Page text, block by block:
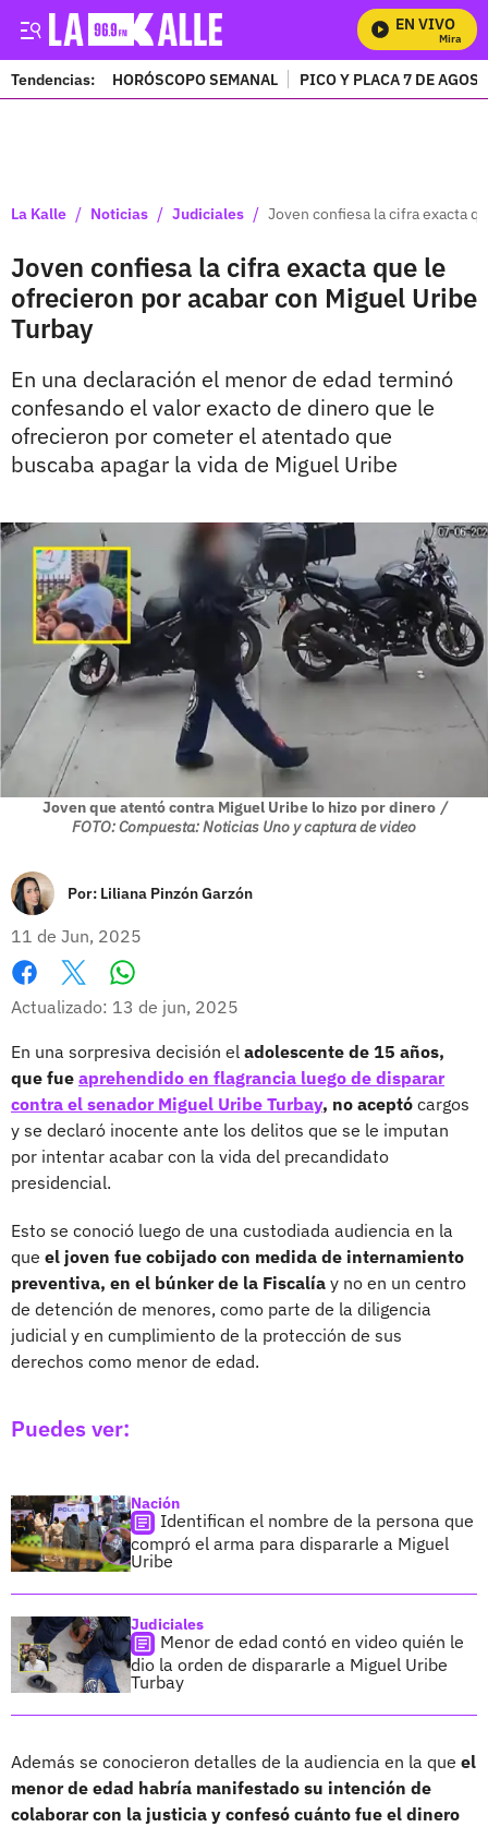
EN VIVO
Mira
Tendencias: HORÓSCOPO SEMANAL PICO Y PLACA 7 DE
La Kalle / Noticias / Judiciales / Joven confiesa la cifra exacta
Joven confiesa la cifra exacta que le
ofrecieron por acabar con Miguel Uribe
Turbay
En una declaración el menor de edad terminó
confesando el valor exacto de dinero que le
ofrecieron por cometer el atentado que
buscaba apagar la vida de Miguel Uribe
Joven que atentó contra Miguel Uribe lo hizo por dinero /
FOTO: Compuesta: Noticias Uno y captura de video
Por: Liliana Pinzón Garzón
11 de Jun, 2025
Facebook
X
Actualizado: 13 de jun, 2025
En una sorpresiva decisión el adolescente de 15 años,
que fue aprehendido en flagrancia luego de disparar
contra el senador Miguel Uribe Turbay, no aceptó cargos
y se declaró inocente ante los delitos que se le imputan
por intentar acabar con la vida del precandidato
presidencial.
Esto se conoció luego de una custodiada audiencia en la
que el joven fue cobijado con medida de internamiento
preventiva, en el búnker de la Fiscalía y no en un centro
de detención de menores, como parte de la diligencia
judicial y en cumplimiento de la protección de sus
derechos como menor de edad.
Puedes ver:
Nación
Identifican el nombre de la persona que
compró el arma para dispararle a Miguel
Uribe
Judiciales
Menor de edad contó en video quién le
dio la orden de dispararle a Miguel Uribe
Turbay
Además se conocieron detalles de la audiencia en la que el
menor de edad habría manifestado su intención de
colaborar con la justicia y confesó cuánto fue el dinero